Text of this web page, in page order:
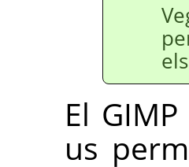
El GIMP
us